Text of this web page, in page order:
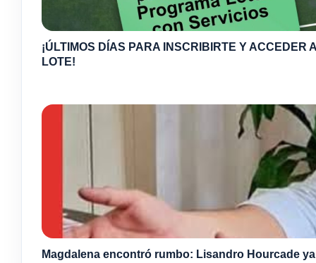
¡ÚLTIMOS DÍAS PARA INSCRIBIRTE Y ACCEDER
LOTE!
Magdalena encontró rumbo: Lisandro Hourcade